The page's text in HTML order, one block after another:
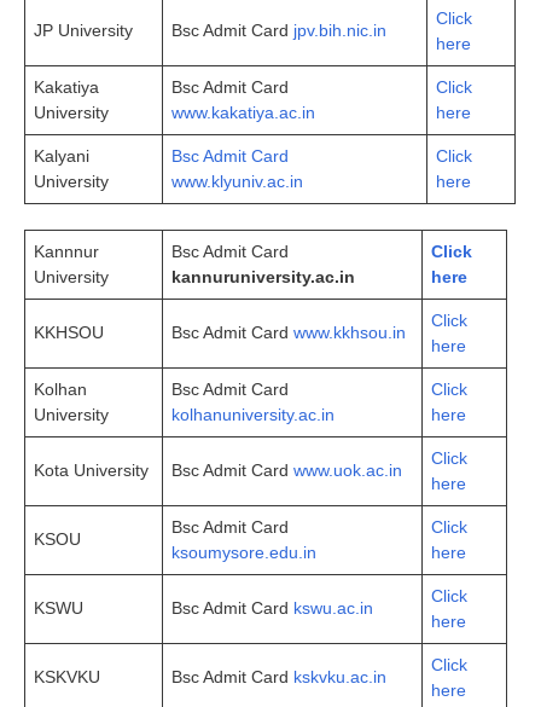
JP University Bsc Admit Card jpv.bih.nic.in
Click
here
Kakatiya
University
Bsc Admit Card
www.kakatiya.ac.in
Click
here
Kalyani
University
Bsc Admit Card
www.klyuniv.ac.in
Click
here
Kannnur
University
Bsc Admit Card
kannuruniversity.ac.in
Click
here
KKHSOU Bsc Admit Card www.kkhsou.in
Click
here
Kolhan
University
Bsc Admit Card
kolhanuniversity.ac.in
Click
here
Kota University Bsc Admit Card www.uok.ac.in
Click
here
KSOU
Bsc Admit Card
ksoumysore.edu.in
Click
here
KSWU Bsc Admit Card kswu.ac.in
Click
here
KSKVKU Bsc Admit Card kskvku.ac.in
Click
here